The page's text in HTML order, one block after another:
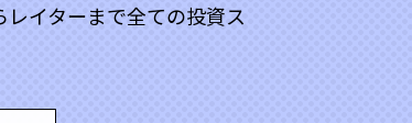
イターまで全ての投資ス